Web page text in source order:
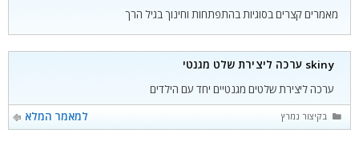
מאמרים קצרים בסוגיות בהתפתחות וחינוך בגיל הרך
skiny ערכה ליצירת שלט מגנטי
ערכה ליצירת שלטים מגנטיים יחד עם הילדים
למאמר המלא
קטגוריות
בקיצור נמרץ